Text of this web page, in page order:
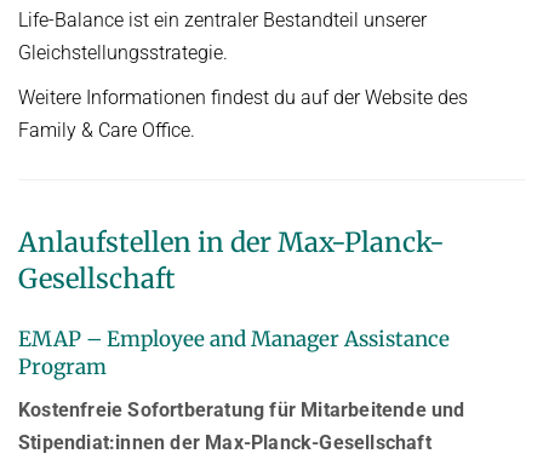
Life-Balance ist ein zentraler Bestandteil unserer
Gleichstellungsstrategie.
Weitere Informationen findest du auf der Website des
Family & Care Office.
Anlaufstellen in der Max-Planck-
Gesellschaft
EMAP – Employee and Manager Assistance
Program
Kostenfreie Sofortberatung für Mitarbeitende und
Stipendiat:innen der Max-Planck-Gesellschaft